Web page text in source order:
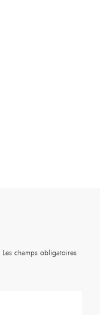
Les champs obligatoires